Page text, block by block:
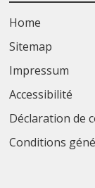
Home
Sitemap
Impressum
Accessibilité
Déclaration de
Conditions